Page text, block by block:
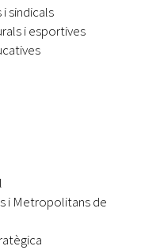
sindicals
i esportives
i Metropolitans de